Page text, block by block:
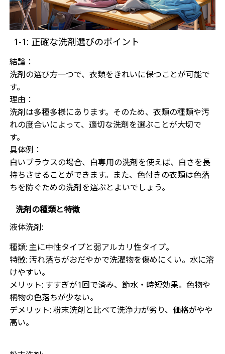
1-1: 正確な洗剤選びのポイント
結論：
洗剤の選び方一つで、衣類をきれいに保つことが可能で
す。
理由：
洗剤は多種多様にあります。そのため、衣類の種類や汚
れの度合いによって、適切な洗剤を選ぶことが大切で
す。
具体例：
白いブラウスの場合、白専用の洗剤を使えば、白さを長
持ちさせることができます。また、色付きの衣類は色落
ちを防ぐための洗剤を選ぶとよいでしょう。
洗剤の種類と特徴
液体洗剤:
種類: 主に中性タイプと弱アルカリ性タイプ。
特徴: 汚れ落ちがおだやかで洗濯物を傷めにくい。水に溶
けやすい。
メリット: すすぎが1回で済み、節水・時短効果。色物や
柄物の色落ちが少ない。
デメリット: 粉末洗剤と比べて洗浄力が劣り、価格がやや
高い。